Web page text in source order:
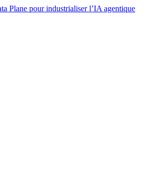
Plane pour industrialiser l’IA agentique